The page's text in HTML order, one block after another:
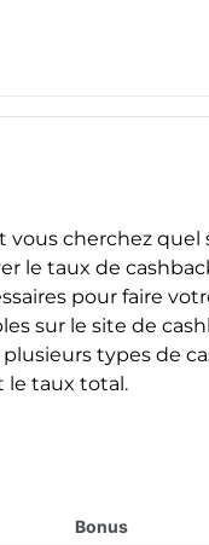
vous cherchez quel
le taux de
pour faire
sur le site de
types de
le taux total.
Bonus